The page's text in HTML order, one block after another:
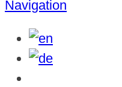
nach:
Navigation